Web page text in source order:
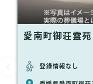
愛南町御荘霊苑
登録情報なし